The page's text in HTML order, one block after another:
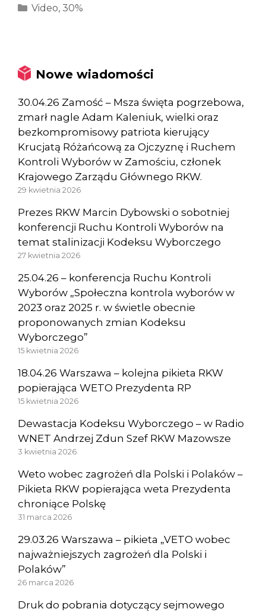
Kategorie
Video, 30%
Nowe wiadomości
30.04.26 Zamość – Msza święta pogrzebowa,
zmarł nagle Adam Kaleniuk, wielki oraz
bezkompromisowy patriota kierujący
Krucjatą Różańcową za Ojczyznę i Ruchem
Kontroli Wyborów w Zamościu, członek
Krajowego Zarządu Głównego RKW.
29 kwietnia 2026
Prezes RKW Marcin Dybowski o sobotniej
konferencji Ruchu Kontroli Wyborów na
temat stalinizacji Kodeksu Wyborczego
27 kwietnia 2026
25.04.26 – konferencja Ruchu Kontroli
Wyborów „Społeczna kontrola wyborów w
2023 oraz 2025 r. w świetle obecnie
proponowanych zmian Kodeksu
Wyborczego”
15 kwietnia 2026
18.04.26 Warszawa – kolejna pikieta RKW
popierająca WETO Prezydenta RP
15 kwietnia 2026
Dewastacja Kodeksu Wyborczego – w Radio
WNET Andrzej Zdun Szef RKW Mazowsze
3 kwietnia 2026
Weto wobec zagrożeń dla Polski i Polaków –
Pikieta RKW popierająca weta Prezydenta
chroniące Polskę
31 marca 2026
29.03.26 Warszawa – pikieta „VETO wobec
najważniejszych zagrożeń dla Polski i
Polaków”
26 marca 2026
Druk do pobrania dotyczący sejmowego